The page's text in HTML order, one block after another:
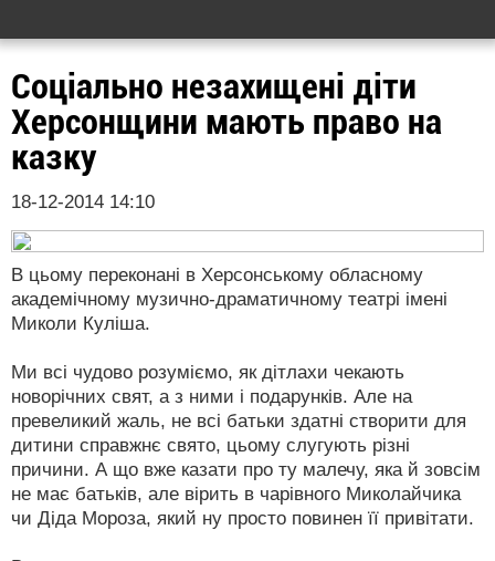
Соціально незахищені діти
Херсонщини мають право на
казку
18-12-2014 14:10
В цьому переконані в Херсонському обласному
академічному музично-драматичному театрі імені
Миколи Куліша.
Ми всі чудово розуміємо, як дітлахи чекають
новорічних свят, а з ними і подарунків. Але на
превеликий жаль, не всі батьки здатні створити для
дитини справжнє свято, цьому слугують різні
причини. А що вже казати про ту малечу, яка й зовсім
не має батьків, але вірить в чарівного Миколайчика
чи Діда Мороза, який ну просто повинен її привітати.